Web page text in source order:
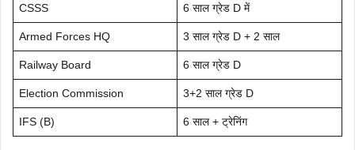
CSSS 6 साल ग्रेड D में
Armed Forces HQ 3 साल ग्रेड D + 2 साल
Railway Board 6 साल ग्रेड D
Election Commission 3+2 साल ग्रेड D
IFS (B) 6 साल + ट्रेनिंग